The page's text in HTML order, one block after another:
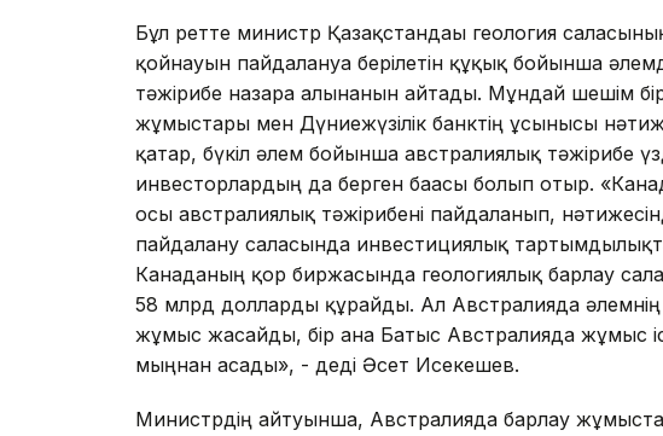
Бұл ретте министр Қазақстандағы геология
қойнауын пайдалануға берілетін құқық бойынша
тәжірибе назарға алынғанын айтады. Мұндай шешім
жұмыстары мен Дүниежүзілік банктің ұсынысы
қатар, бүкіл әлем бойынша австралиялық тәжірибе
инвесторлардың да берген бағасы болып отыр.
осы австралиялық тәжірибені пайдаланып,
пайдалану саласында инвестициялық
Канаданың қор биржасында геологиялық барлау
58 млрд долларды құрайды. Ал Австралияда әлемнің
жұмыс жасайды, бір ғана Батыс Австралияда жұмыс
мыңнан асады», - деді Әсет Исекешев.
Министрдің айтуынша, Австралияда барлау